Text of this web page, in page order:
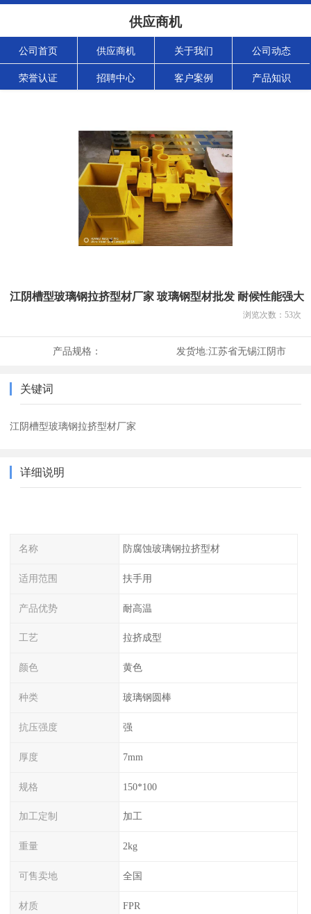
供应商机
公司首页 供应商机 关于我们 公司动态
荣誉认证 招聘中心 客户案例 产品知识
江阴槽型玻璃钢拉挤型材厂家 玻璃钢型材批发 耐候性能强大
浏览次数： 53次
产品规格： 发货地:江苏省无锡江阴市
关键词
江阴槽型玻璃钢拉挤型材厂家
详细说明
名称 防腐蚀玻璃钢拉挤型材
适用范围 扶手用
产品优势 耐高温
工艺 拉挤成型
颜色 黄色
种类 玻璃钢圆棒
抗压强度 强
厚度 7mm
规格 150*100
加工定制 加工
重量 2kg
可售卖地 全国
材质 FPR